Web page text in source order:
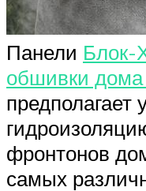
Панели Блок-
обшивки
предполагает
фронтонов
самых